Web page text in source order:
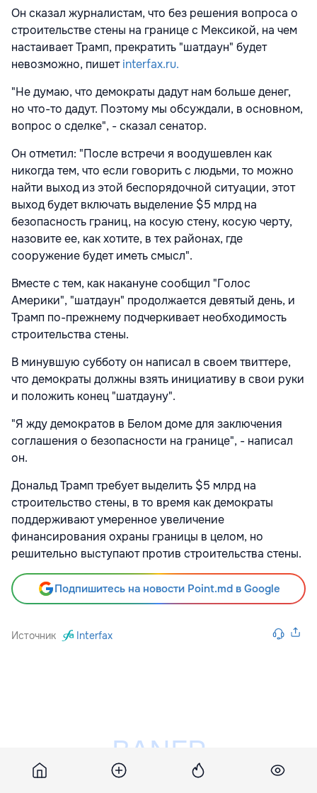
Он сказал журналистам, что без решения вопроса о
строительстве стены на границе с Мексикой, на чем
настаивает Трамп, прекратить "шатдаун" будет
невозможно, пишетinterfax.ru.
"Не думаю, что демократы дадут нам больше денег,
но что-то дадут. Поэтому мы обсуждали, в основном,
вопрос о сделке", - сказал сенатор.
Он отметил: "После встречи я воодушевлен как
никогда тем, что если говорить с людьми, то можно
найти выход из этой беспорядочной ситуации, этот
выход будет включать выделение $5 млрд на
безопасность границ, на косую стену, косую черту,
назовите ее, как хотите, в тех районах, где
сооружение будет иметь смысл".
Вместе с тем, как накануне сообщил "Голос
Америки", "шатдаун" продолжается девятый день, и
Трамп по-прежнему подчеркивает необходимость
строительства стены.
В минувшую субботу он написал в своем твиттере,
что демократы должны взять инициативу в свои руки
и положить конец "шатдауну".
"Я жду демократов в Белом доме для заключения
соглашения о безопасности на границе", - написал
он.
Дональд Трамп требует выделить $5 млрд на
строительство стены, в то время как демократы
поддерживают умеренное увеличение
финансирования охраны границы в целом, но
решительно выступают против строительства стены.
Подпишитесь на новости Point.md в Google
Источник Interfax